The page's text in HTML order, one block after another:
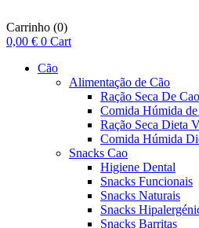
Carrinho (0)
0,00 € 0 Cart
Cão
Alimentação de Cão
Ração Seca De Cao
Comida Húmida
Ração Seca Dieta
Comida Húmida
Snacks Cao
Higiene Dental
Snacks Funcionais
Snacks Naturais
Snacks
Snacks Barritas